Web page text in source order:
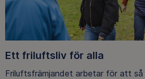
Ett friluftsliv för alla
Friluftsfrämjandet arbetar för att så